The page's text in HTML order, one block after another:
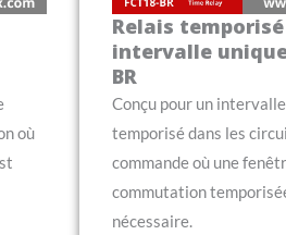
où
Relais
intervalle unique
BR
Conçu pour un
temporisé dans les
commande où une
commutation
nécessaire.